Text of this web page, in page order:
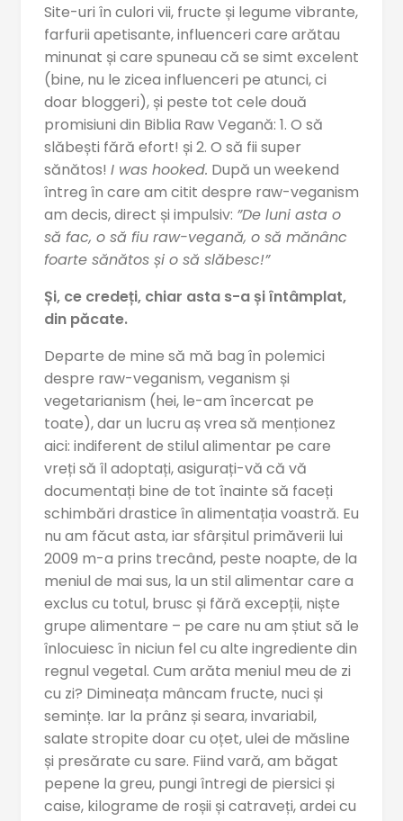
Site-uri în culori vii, fructe și legume vibrante,
farfurii apetisante, influenceri care arătau
minunat și care spuneau că se simt excelent
(bine, nu le zicea influenceri pe atunci, ci
doar bloggeri), și peste tot cele două
promisiuni din Biblia Raw Vegană: 1. O să
slăbești fără efort! și 2. O să fii super
sănătos! I was hooked. După un weekend
întreg în care am citit despre raw-veganism
am decis, direct și impulsiv: ”De luni asta o
să fac, o să fiu raw-vegană, o să mănânc
foarte sănătos și o să slăbesc!”
Și, ce credeți, chiar asta s-a și întâmplat,
din păcate.
Departe de mine să mă bag în polemici
despre raw-veganism, veganism și
vegetarianism (hei, le-am încercat pe
toate), dar un lucru aș vrea să menționez
aici: indiferent de stilul alimentar pe care
vreți să îl adoptați, asigurați-vă că vă
documentați bine de tot înainte să faceți
schimbări drastice în alimentația voastră. Eu
nu am făcut asta, iar sfârșitul primăverii lui
2009 m-a prins trecând, peste noapte, de la
meniul de mai sus, la un stil alimentar care a
exclus cu totul, brusc și fără excepții, niște
grupe alimentare – pe care nu am știut să le
înlocuiesc în niciun fel cu alte ingrediente din
regnul vegetal. Cum arăta meniul meu de zi
cu zi? Dimineața mâncam fructe, nuci și
semințe. Iar la prânz și seara, invariabil,
salate stropite doar cu oțet, ulei de măsline
și presărate cu sare. Fiind vară, am băgat
pepene la greu, pungi întregi de piersici și
caise, kilograme de roșii și catraveți, ardei cu